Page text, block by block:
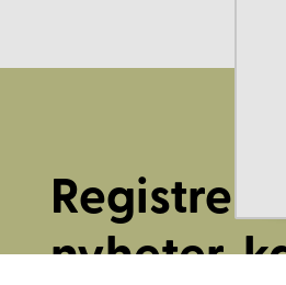
Registrera
nyheter,